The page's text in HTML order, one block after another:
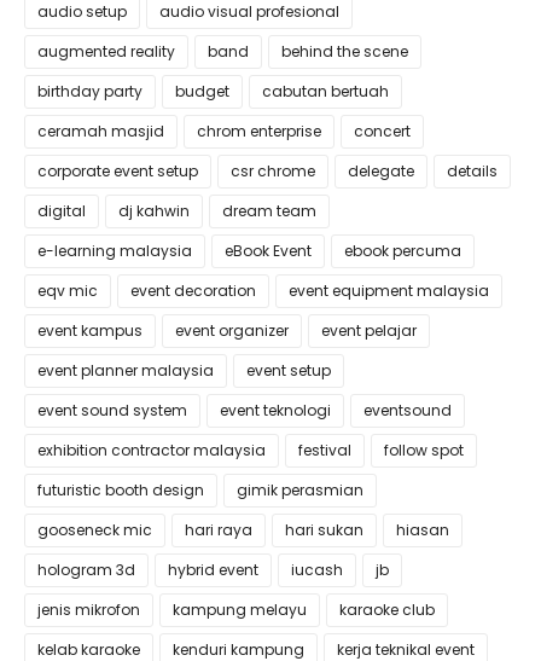
audio setup
audio visual profesional
augmented reality
band
behind the scene
birthday party
budget
cabutan bertuah
ceramah masjid
chrom enterprise
concert
corporate event setup
csr chrome delegate
details
digital
dj kahwin
dream team
e-learning malaysia
eBook Event
ebook percuma
eqv mic
event decoration
event equipment malaysia
event kampus
event organizer
event pelajar
event planner malaysia
event setup
event sound system
event teknologi
eventsound
exhibition contractor malaysia
festival
follow spot
futuristic booth design
gimik perasmian
gooseneck mic
hari raya hari sukan
hiasan
hologram 3d
hybrid event iucash
jb
jenis mikrofon
kampung melayu
karaoke club
kelab karaoke
kenduri kampung
kerja teknikal event